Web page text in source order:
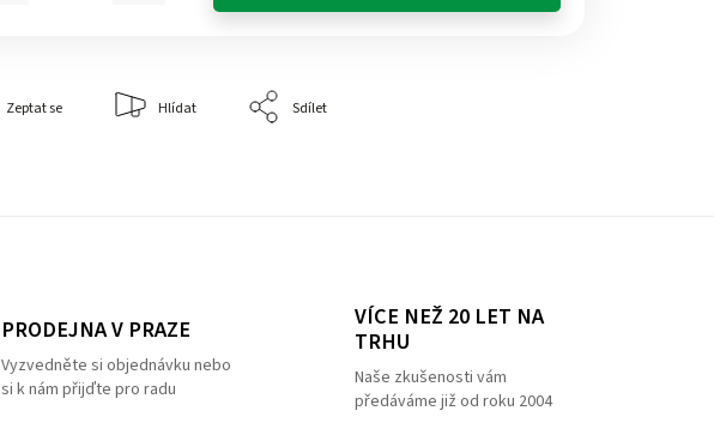
Zeptat se Hlídat Sdílet
PRODEJNA V PRAZE
Vyzvedněte si objednávku nebo
si k nám přijďte pro radu
VÍCE NEŽ 20 LET NA
TRHU
Naše zkušenosti vám
předáváme již od roku 2004